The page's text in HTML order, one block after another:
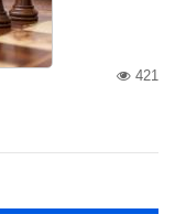
421